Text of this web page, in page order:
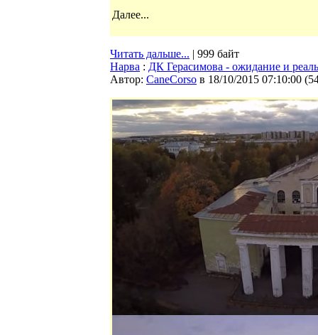
Далее...
Читать дальше... | 999 байт
Нарва : ДК Герасимова - ожидание и
Автор: CaneCorso в 18/10/2015 07:10:00 (